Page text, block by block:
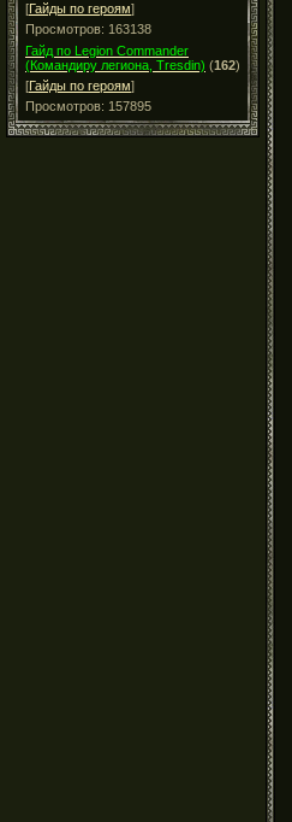
[Гайды по героям]
Просмотров: 163138
Гайд по Legion Commander
(Командиру легиона, Tresdin) (162)
[Гайды по героям]
Просмотров: 157895